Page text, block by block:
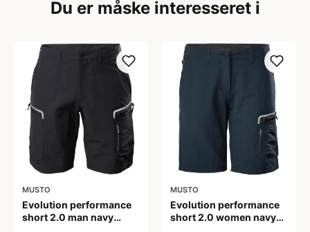
Du er måske interesseret i
MUSTO
Evolution performance
short 2.0 man navy
MUSTO
Evolution performance
short 2.0 women navy